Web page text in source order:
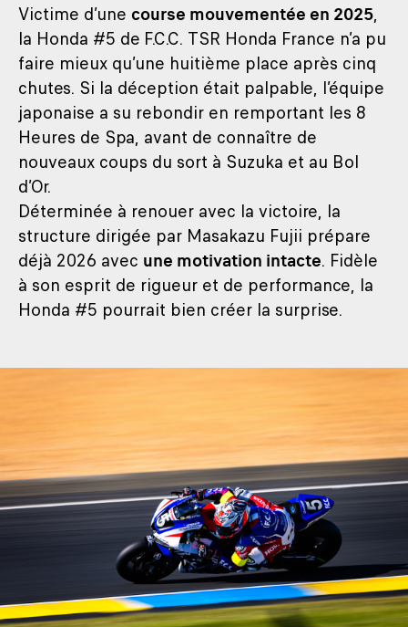
Victime d’une course mouvementée en 2025,
la Honda #5 de F.C.C. TSR Honda France n’a pu
faire mieux qu’une huitième place après cinq
chutes. Si la déception était palpable, l’équipe
japonaise a su rebondir en remportant les 8
Heures de Spa, avant de connaître de
nouveaux coups du sort à Suzuka et au Bol
d’Or.
Déterminée à renouer avec la victoire, la
structure dirigée par Masakazu Fujii prépare
déjà 2026 avec une motivation intacte. Fidèle
à son esprit de rigueur et de performance, la
Honda #5 pourrait bien créer la surprise.